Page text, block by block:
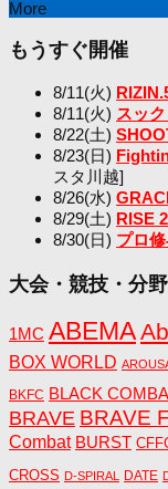
More
もうすぐ開催
8/11(火)
8/11(火) スッ
8/22(土)
8/23(日)
スタ川越]
8/26(水)
8/29(土) RISE
8/30(日) プロ
大会・競技・分
1MC ABEMA
BOX WORLD
BKFC BLACK
BRAVE BRAVE
Combat BURST
CROSS D-SPIRAL DATE